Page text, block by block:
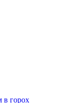
в горох